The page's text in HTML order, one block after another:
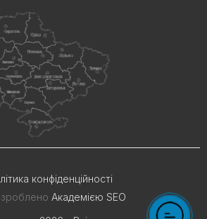
конфіденційності
Академією SEO